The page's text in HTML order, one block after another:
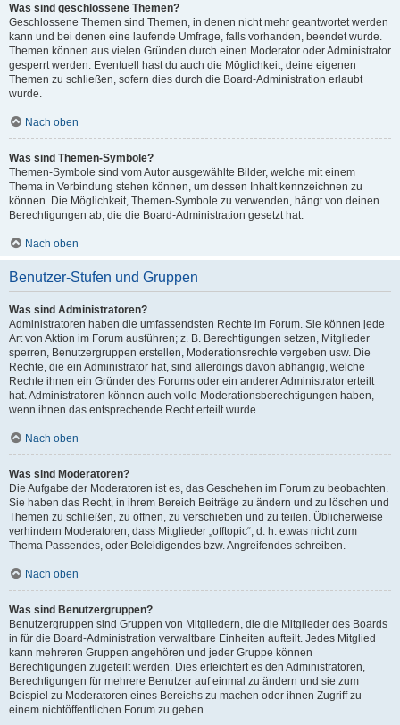
Was sind geschlossene Themen?
Geschlossene Themen sind Themen, in denen nicht mehr geantwortet werden
kann und bei denen eine laufende Umfrage, falls vorhanden, beendet wurde.
Themen können aus vielen Gründen durch einen Moderator oder Administrator
gesperrt werden. Eventuell hast du auch die Möglichkeit, deine eigenen
Themen zu schließen, sofern dies durch die Board-Administration erlaubt
wurde.
Nach oben
Was sind Themen-Symbole?
Themen-Symbole sind vom Autor ausgewählte Bilder, welche mit einem
Thema in Verbindung stehen können, um dessen Inhalt kennzeichnen zu
können. Die Möglichkeit, Themen-Symbole zu verwenden, hängt von deinen
Berechtigungen ab, die die Board-Administration gesetzt hat.
Nach oben
Benutzer-Stufen und Gruppen
Was sind Administratoren?
Administratoren haben die umfassendsten Rechte im Forum. Sie können jede
Art von Aktion im Forum ausführen; z. B. Berechtigungen setzen, Mitglieder
sperren, Benutzergruppen erstellen, Moderationsrechte vergeben usw. Die
Rechte, die ein Administrator hat, sind allerdings davon abhängig, welche
Rechte ihnen ein Gründer des Forums oder ein anderer Administrator erteilt
hat. Administratoren können auch volle Moderationsberechtigungen haben,
wenn ihnen das entsprechende Recht erteilt wurde.
Nach oben
Was sind Moderatoren?
Die Aufgabe der Moderatoren ist es, das Geschehen im Forum zu beobachten.
Sie haben das Recht, in ihrem Bereich Beiträge zu ändern und zu löschen und
Themen zu schließen, zu öffnen, zu verschieben und zu teilen. Üblicherweise
verhindern Moderatoren, dass Mitglieder „offtopic“, d. h. etwas nicht zum
Thema Passendes, oder Beleidigendes bzw. Angreifendes schreiben.
Nach oben
Was sind Benutzergruppen?
Benutzergruppen sind Gruppen von Mitgliedern, die die Mitglieder des Boards
in für die Board-Administration verwaltbare Einheiten aufteilt. Jedes Mitglied
kann mehreren Gruppen angehören und jeder Gruppe können
Berechtigungen zugeteilt werden. Dies erleichtert es den Administratoren,
Berechtigungen für mehrere Benutzer auf einmal zu ändern und sie zum
Beispiel zu Moderatoren eines Bereichs zu machen oder ihnen Zugriff zu
einem nichtöffentlichen Forum zu geben.